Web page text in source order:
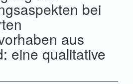
bei
aus
eine qualitative